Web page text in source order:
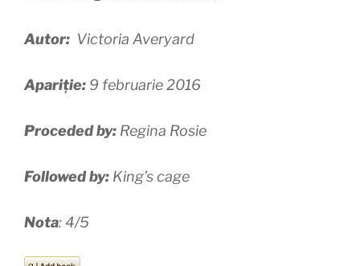
Autor: Victoria Averyard
Apariție: 9 februarie 2016
Proceded by: Regina Rosie
Followed by: King’s cage
Nota: 4/5